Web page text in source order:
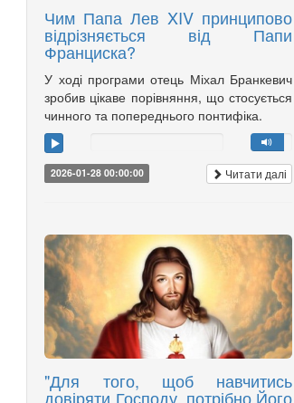
Чим Папа Лев XIV принципово
відрізняється від Папи
Франциска?
У ході програми отець Міхал Бранкевич
зробив цікаве порівняння, що стосується
чинного та попереднього понтифіка.
2026-01-28 00:00:00 Читати далі
"Для того, щоб навчитись
довіряти Господу, потрібно Його